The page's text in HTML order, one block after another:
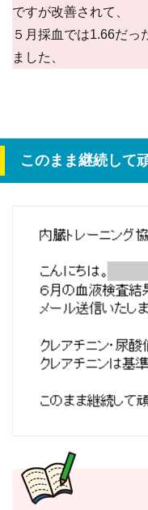
ですが改善されて、
５月採血では1.66だっ
ました、
このまま継続して